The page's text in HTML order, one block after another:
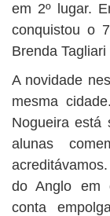
em 2º lugar.
conquistou o
Brenda
A novidade
mesma
Nogueira está
alunas
do Anglo em
conta